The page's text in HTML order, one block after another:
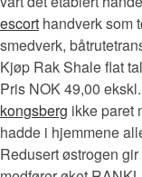
escort handverk som
smedverk,
Kjøp Rak Shale flat
Pris NOK 49,00
kongsberg ikke paret
hadde i hjemmene
Redusert østrogen